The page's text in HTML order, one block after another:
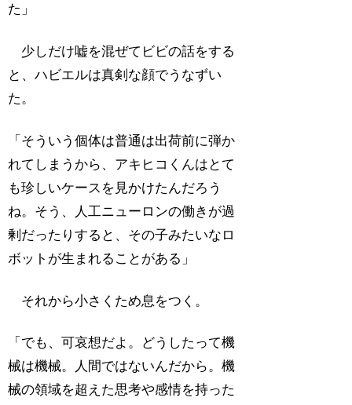
た」
少しだけ嘘を混ぜてビビの話をする
と、ハビエルは真剣な顔でうなずい
た。
「そういう個体は普通は出荷前に弾か
れてしまうから、アキヒコくんはとて
も珍しいケースを見かけたんだろう
ね。そう、人工ニューロンの働きが過
剰だったりすると、その子みたいなロ
ボットが生まれることがある」
それから小さくため息をつく。
「でも、可哀想だよ。どうしたって機
械は機械。人間ではないんだから。機
械の領域を超えた思考や感情を持った